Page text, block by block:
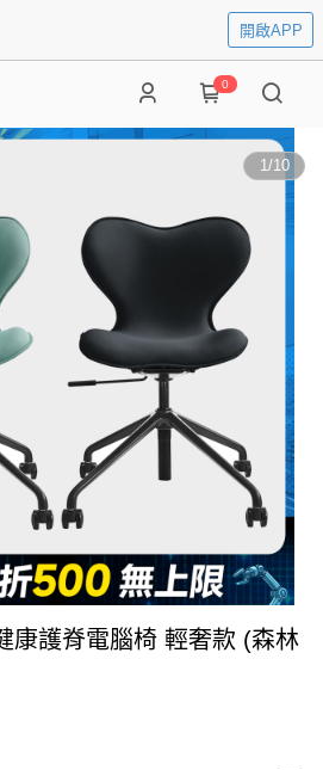
開啟APP
0
1/10
康護脊電腦椅 輕奢款 (森林